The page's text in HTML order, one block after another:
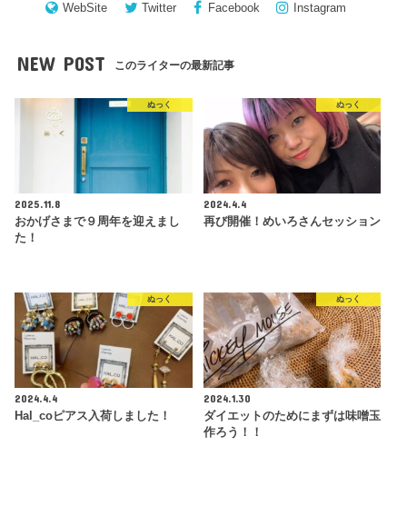
WebSite Twitter Facebook Instagram
NEW POST このライターの最新記事
ぬっく
2025.11.8
おかげさまで９周年を迎えまし
た！
ぬっく
2024.4.4
再び開催！めいろさんセッション
ぬっく
2024.4.4
Hal_coピアス入荷しました！
ぬっく
2024.1.30
ダイエットのためにまずは味噌玉
作ろう！！